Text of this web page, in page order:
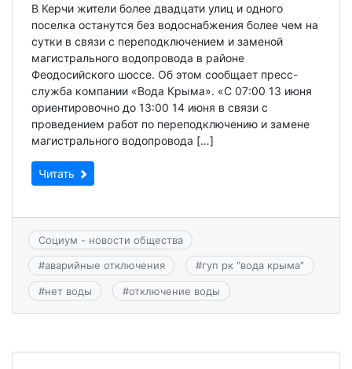
В Керчи жители более двадцати улиц и одного
поселка останутся без водоснабжения более чем на
сутки в связи с переподключением и заменой
магистрального водопровода в районе
Феодосийского шоссе. Об этом сообщает пресс-
служба компании «Вода Крыма». «С 07:00 13 июня
ориентировочно до 13:00 14 июня в связи с
проведением работ по переподключению и замене
магистрального водопровода […]
Читать
Социум - новости общества
#аварийные отключения #гуп рк "вода крыма"
#нет воды #отключение воды